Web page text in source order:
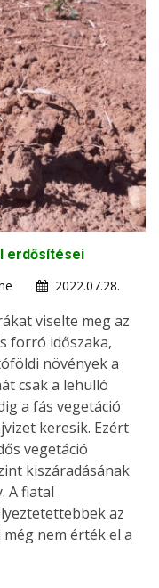
erdősítései
2022.07.28.
viselte meg az
forró időszaka,
növények a
csak a lehulló
a fás vegetáció
keresik. Ezért
vegetáció
kiszáradásának
A fiatal
az
nem érték el a